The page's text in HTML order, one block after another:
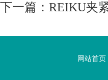
下一篇： REIKU夹
网站首页